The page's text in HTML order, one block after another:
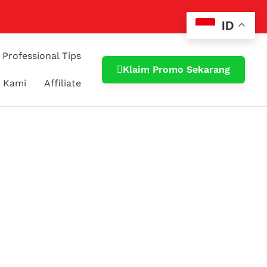
Professional Tips
Kami Affiliate
Klaim Promo Sekarang
ID